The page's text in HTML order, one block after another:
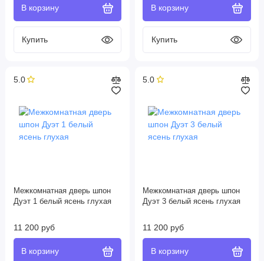
5.0
Межкомнатная дверь шпон
Дуэт 1 белый ясень глухая
11 200 руб
5.0
Межкомнатная дверь шпон
Дуэт 3 белый ясень глухая
11 200 руб